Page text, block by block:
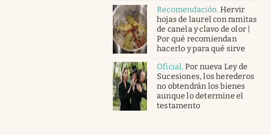
Recomendación.Hervir
hojas de laurel con ramitas
de canela y clavo de olor |
Por qué recomiendan
hacerlo y para qué sirve
Oficial. Por nueva Ley de
Sucesiones, los herederos
no obtendrán los bienes
aunque lo determine el
testamento